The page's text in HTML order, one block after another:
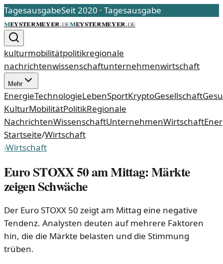
TagesausgabeSeit 2020 · Tagesausgabe
meystermeyer.demeystermeyer.de
kulturmobilitätpolitikregionale
nachrichtenwissenschaftunternehmenwirtschaft
Mehr
EnergieTechnologieLebenSportKryptoGesellschaft
KulturMobilitätPolitikRegionale
NachrichtenWissenschaftUnternehmenWirtschaft
Startseite/Wirtschaft
›Wirtschaft
Euro STOXX 50 am Mittag: Märkte
zeigen Schwäche
Der Euro STOXX 50 zeigt am Mittag eine negative
Tendenz. Analysten deuten auf mehrere Faktoren
hin, die die Märkte belasten und die Stimmung
trüben.